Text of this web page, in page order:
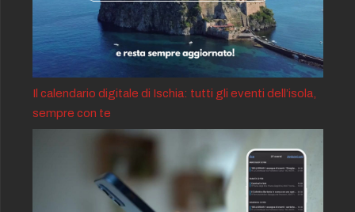
Il calendario digitale di Ischia: tutti gli eventi dell’isola,
sempre con te